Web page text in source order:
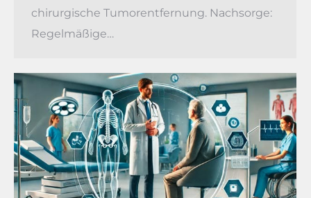
chirurgische Tumorentfernung. Nachsorge:
Regelmäßige…